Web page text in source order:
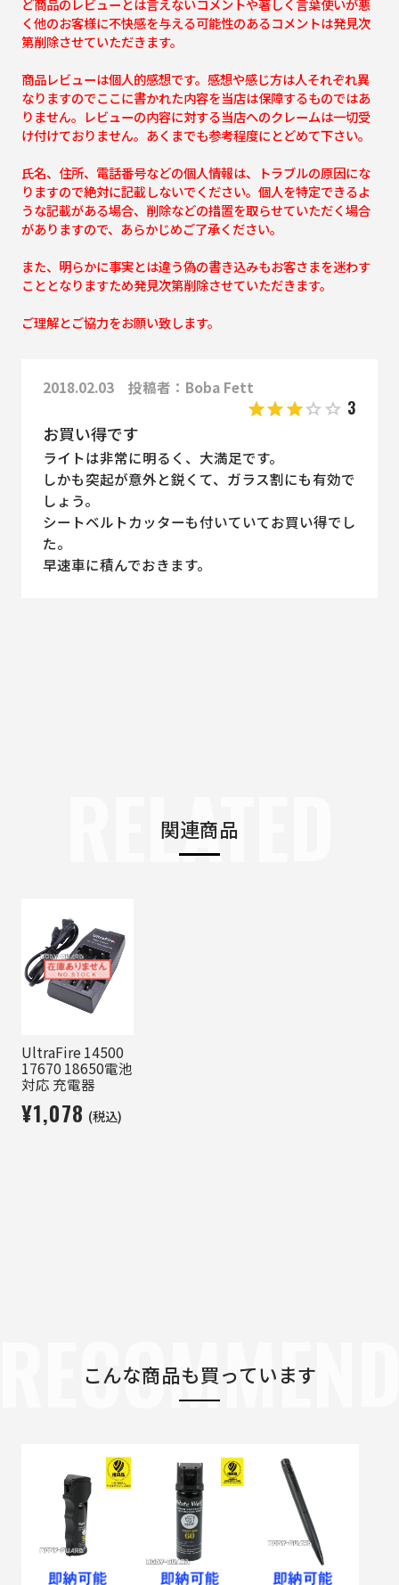
ど商品のレビューとは言えないコメントや著しく言葉使いが悪
く他のお客様に不快感を与える可能性のあるコメントは発見次
第削除させていただきます。
商品レビューは個人的感想です。感想や感じ方は人それぞれ異
なりますのでここに書かれた内容を当店は保障するものではあ
りません。レビューの内容に対する当店へのクレームは一切受
け付けておりません。あくまでも参考程度にとどめて下さい。
氏名、住所、電話番号などの個人情報は、トラブルの原因にな
りますので絶対に記載しないでください。個人を特定できるよ
うな記載がある場合、削除などの措置を取らせていただく場合
がありますので、あらかじめご了承ください。
また、明らかに事実とは違う偽の書き込みもお客さまを迷わす
こととなりますため発見次第削除させていただきます。
ご理解とご協力をお願い致します。
2018.02.03 投稿者：Boba Fett
3
お買い得です
ライトは非常に明るく、大満足です。
しかも突起が意外と鋭くて、ガラス割にも有効で
しょう。
シートベルトカッターも付いていてお買い得でし
た。
早速車に積んでおきます。
関連商品
RELATED
UltraFire 14500
17670 18650電池
対応 充電器
¥1,078 (税込)
こんな商品も買っています